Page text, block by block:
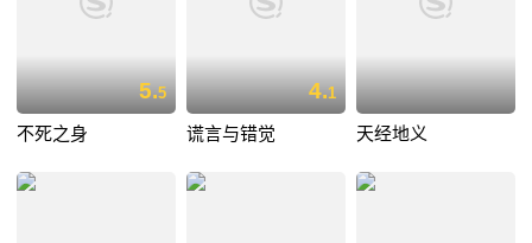
5.5
不死之身
4.1
谎言与错觉 天经地义